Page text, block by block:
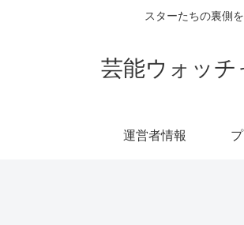
スターたちの裏側
芸能ウォッチ
運営者情報